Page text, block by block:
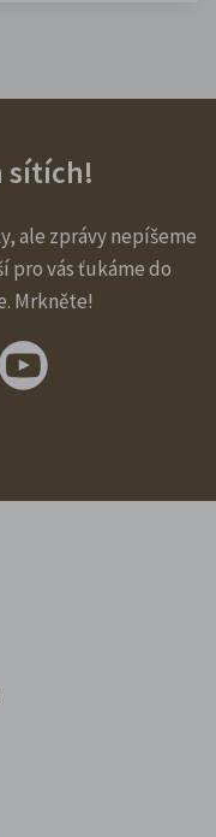
sítích!
ale zprávy nepíšeme
pro vás ťukáme do
Mrkněte!